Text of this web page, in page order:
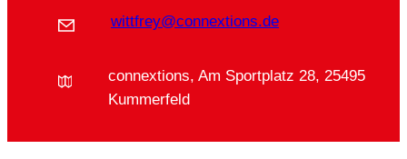
wittfrey@connextions.de
connextions, Am Sportplatz 28, 25495
Kummerfeld